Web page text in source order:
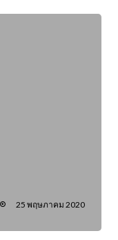
25 พฤษภาคม 2020